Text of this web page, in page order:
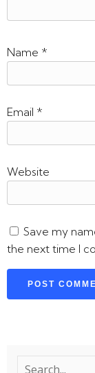
Name *
Email *
Website
Save my
the next time I